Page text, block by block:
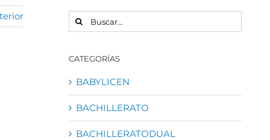
BUSCAR:
CATEGORÍAS
BABYLICEN
BACHILLERATO
BACHILLERATODUAL